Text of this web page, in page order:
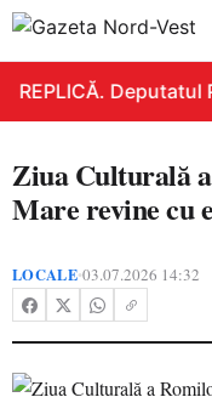
REPLICĂ.
Ziua Culturală
Mare revine cu
LOCALE•03.07.2026 14:32